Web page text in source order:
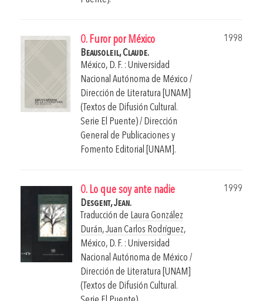
0. Furor por México
1998
Beausoleil, Claude.
México, D. F. : Universidad
Nacional Autónoma de México /
Dirección de Literatura [UNAM]
(Textos de Difusión Cultural.
Serie El Puente) / Dirección
General de Publicaciones y
Fomento Editorial [UNAM].
0. Lo que soy ante nadie
1999
Desgent, Jean.
Traducción de Laura González
Durán,Juan Carlos Rodríguez,
México, D. F. : Universidad
Nacional Autónoma de México /
Dirección de Literatura [UNAM]
(Textos de Difusión Cultural.